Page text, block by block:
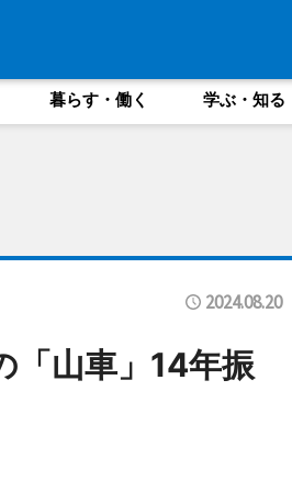
暮らす・働く 学ぶ・知る
2024.08.20
山車」14年振